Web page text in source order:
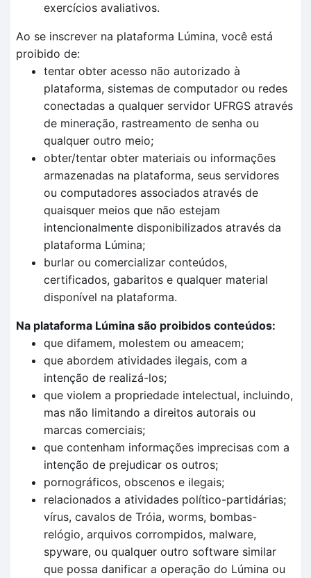
exercícios avaliativos.
Ao se inscrever na plataforma Lúmina, você está
proibido de:
tentar obter acesso não autorizado à
plataforma, sistemas de computador ou redes
conectadas a qualquer servidor UFRGS através
de mineração, rastreamento de senha ou
qualquer outro meio;
obter/tentar obter materiais ou informações
armazenadas na plataforma, seus servidores
ou computadores associados através de
quaisquer meios que não estejam
intencionalmente disponibilizados através da
plataforma Lúmina;
burlar ou comercializar conteúdos,
certificados, gabaritos e qualquer material
disponível na plataforma.
Na plataforma Lúmina são proibidos conteúdos:
que difamem, molestem ou ameacem;
que abordem atividades ilegais, com a
intenção de realizá-los;
que violem a propriedade intelectual, incluindo,
mas não limitando a direitos autorais ou
marcas comerciais;
que contenham informações imprecisas com a
intenção de prejudicar os outros;
pornográficos, obscenos e ilegais;
relacionados a atividades político-partidárias;
vírus, cavalos de Tróia, worms, bombas-
relógio, arquivos corrompidos, malware,
spyware, ou qualquer outro software similar
que possa danificar a operação do Lúmina ou